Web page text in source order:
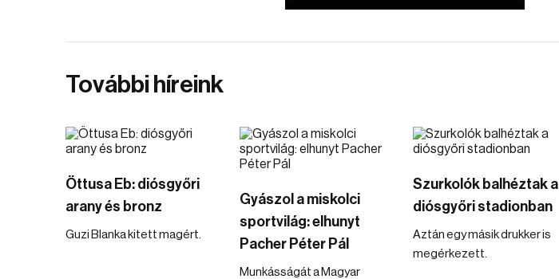
További híreink
Öttusa Eb: diósgyőri
arany és bronz
Guzi Blanka kitett magért.
Gyászol a miskolci
sportvilág: elhunyt
Pacher Péter Pál
Munkásságát a Magyar
Szurkolók balhéztak a
diósgyőri stadionban
Aztán egy másik drukker is
megérkezett.